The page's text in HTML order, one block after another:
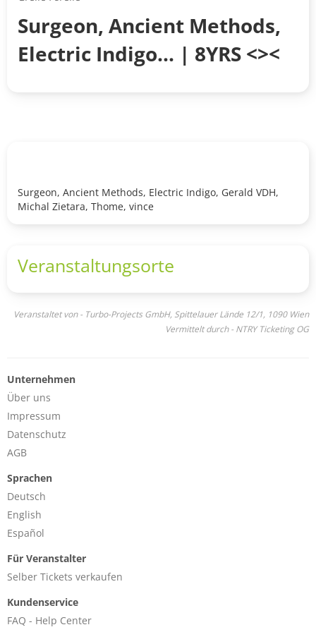
Surgeon, Ancient Methods,
Electric Indigo... | 8YRS <><
Surgeon, Ancient Methods, Electric Indigo, Gerald VDH,
Michal Zietara, Thome, vince
Veranstaltungsorte
Veranstaltet von - Turbo-Projects GmbH, Spittelauer Lände 12/1, 1090 Wien
Vermittelt durch - NTRY Ticketing OG
Unternehmen
Über uns
Impressum
Datenschutz
AGB
Sprachen
Deutsch
English
Español
Für Veranstalter
Selber Tickets verkaufen
Kundenservice
FAQ - Help Center